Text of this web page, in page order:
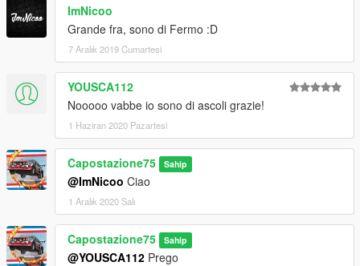
ImNicoo
Grande fra, sono di Fermo :D
7 Aralık 2019 Cumartesi
YOUSCA112
Nooooo vabbe io sono di ascoli grazie!
1 Haziran 2020 Pazartesi
Capostazione75 Sahip
@ImNicoo Ciao
1 Aralık 2020 Salı
Capostazione75 Sahip
@YOUSCA112 Prego